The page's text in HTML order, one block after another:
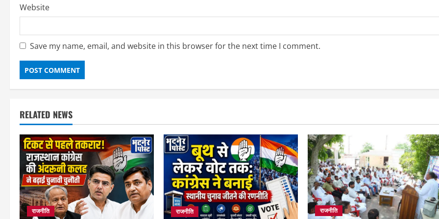
Website
Save my name, email, and website in this browser for the next time I comment.
RELATED NEWS
राजनीति राजनीति राजनीति